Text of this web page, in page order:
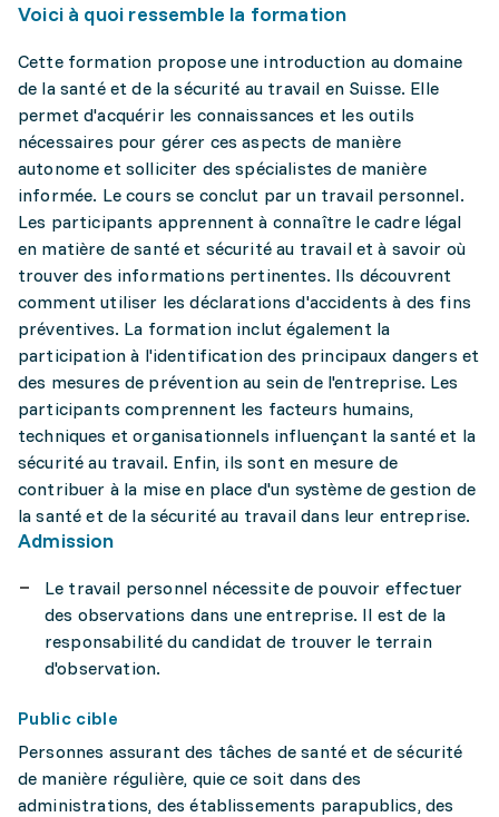
Voici à quoi ressemble la formation
Cette formation propose une introduction au domaine
de la santé et de la sécurité au travail en Suisse. Elle
permet d'acquérir les connaissances et les outils
nécessaires pour gérer ces aspects de manière
autonome et solliciter des spécialistes de manière
informée. Le cours se conclut par un travail personnel.
Les participants apprennent à connaître le cadre légal
en matière de santé et sécurité au travail et à savoir où
trouver des informations pertinentes. Ils découvrent
comment utiliser les déclarations d'accidents à des fins
préventives. La formation inclut également la
participation à l'identification des principaux dangers et
des mesures de prévention au sein de l'entreprise. Les
participants comprennent les facteurs humains,
techniques et organisationnels influençant la santé et la
sécurité au travail. Enfin, ils sont en mesure de
contribuer à la mise en place d'un système de gestion de
la santé et de la sécurité au travail dans leur entreprise.
Admission
Le travail personnel nécessite de pouvoir effectuer
des observations dans une entreprise. Il est de la
responsabilité du candidat de trouver le terrain
d'observation.
Public cible
Personnes assurant des tâches de santé et de sécurité
de manière régulière, quie ce soit dans des
administrations, des établissements parapublics, des